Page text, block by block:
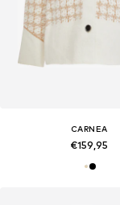
CARNEA
€159,95